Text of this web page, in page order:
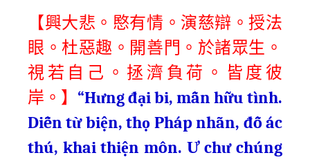
【興大悲。愍有情。演慈辯。授法
眼。杜惡趣。開善門。於諸眾生。
視若自己。拯濟負荷。皆度彼
岸。】 “Hưng đại bi, mẫn hữu tình.
Diễn từ biện, thọ Pháp nhãn, đỗ ác
thú, khai thiện môn. Ư chư chúng